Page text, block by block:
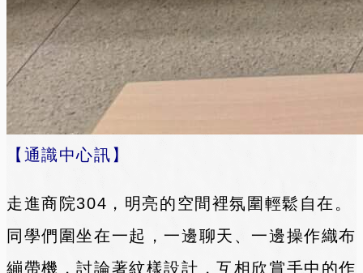
【通識中心訊】
走進商院304，明亮的空間裡氛圍輕鬆自在。
同學們圍坐在一起，一邊聊天、一邊操作織布
繃帶機，討論著紋樣設計，互相欣賞手中的作